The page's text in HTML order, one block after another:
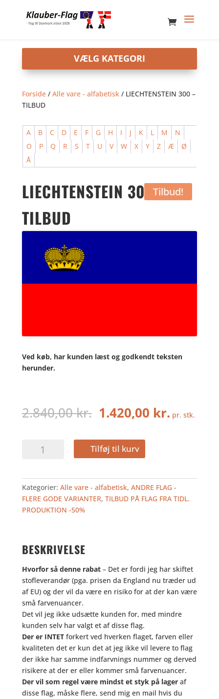
Forside/ Alle vare - alfabetisk/ LIECHTENSTEIN 300 –
TILBUD
A B C D E F G H I J K L M
N
O
P Q R S T U V W X Y Z Æ
Ø
Å
LIECHTENSTEIN 300 –
TILBUD
Tilbud!
Ved køb, har kunden læst og godkendt teksten
herunder.
2.840,00kr. Den
oprindelige
var:
2.840,00
1.420,00 kr.Den
aktuelle
pr. stk.
LIECHTENSTEIN
TILBUD
antal
Tilføj til kurv
Kategorier: Alle vare - alfabetisk, ANDRE FLAG -
FLERE GODE VARIANTER, TILBUD PÅ FLAG FRA TIDL.
PRODUKTION -50%
BESKRIVELSE
Hvorfor så denne rabat– Det er fordi jeg har skiftet
stofleverandør (pga. prisen da England nu træder ud
af EU) og der vil da være en risiko for at der kan være
små farvenuancer.
Det vil jeg ikke udsætte kunden for, med mindre
kunden selv har valgt et af disse flag.
Der er INTETforkert ved hverken flaget, farven eller
kvaliteten det er kun det at jeg ikke vil levere to flag
der ikke har samme indfarvnings nummer og derved
risikere at der er eller kommer små farvenuancer.
Der vil som regel være mindst et styk på lageraf
disse flag, måske flere, send mig en mail hvis du